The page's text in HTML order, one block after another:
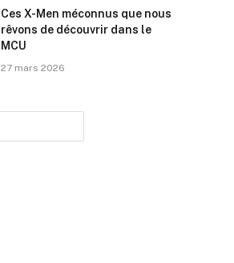
Ces X-Men méconnus que nous
rêvons de découvrir dans le
MCU
27 mars 2026